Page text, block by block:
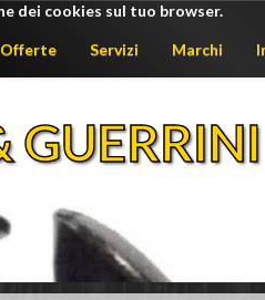
dei cookies sul tuo browser.
Offerte Servizi Marchi
GUERRINI